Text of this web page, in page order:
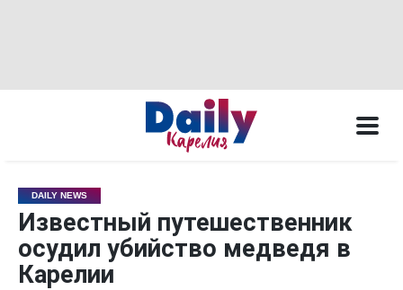
DAILY NEWS
Известный путешественник
осудил убийство медведя в
Карелии